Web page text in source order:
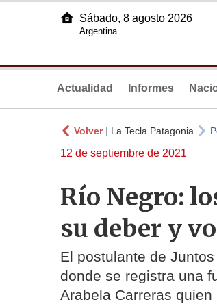
Sábado, 8 agosto 2026
Argentina
Actualidad Informes
Volver| La Tecla Patagonia
12 de septiembre de 2021
Río Negro:
su deber y
El postulante de
donde se registra una
Arabela Carreras